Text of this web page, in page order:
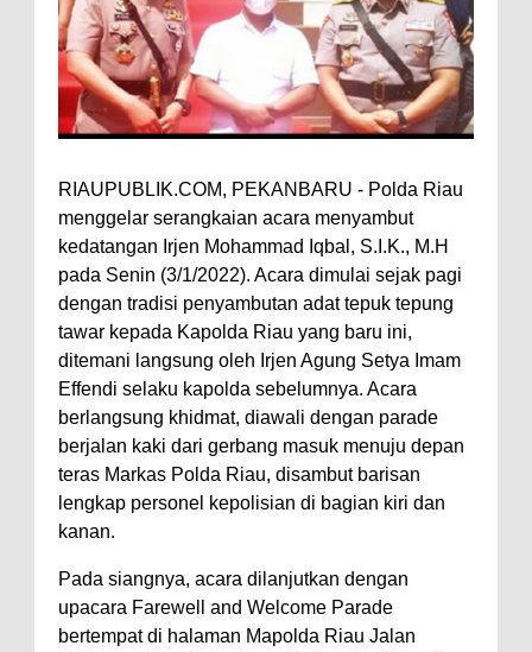
RIAUPUBLIK.COM, PEKANBARU - Polda Riau
menggelar serangkaian acara menyambut
kedatangan Irjen Mohammad Iqbal, S.I.K., M.H
pada Senin (3/1/2022). Acara dimulai sejak pagi
dengan tradisi penyambutan adat tepuk tepung
tawar kepada Kapolda Riau yang baru ini,
ditemani langsung oleh Irjen Agung Setya Imam
Effendi selaku kapolda sebelumnya. Acara
berlangsung khidmat, diawali dengan parade
berjalan kaki dari gerbang masuk menuju depan
teras Markas Polda Riau, disambut barisan
lengkap personel kepolisian di bagian kiri dan
kanan.
Pada siangnya, acara dilanjutkan dengan
upacara Farewell and Welcome Parade
bertempat di halaman Mapolda Riau Jalan